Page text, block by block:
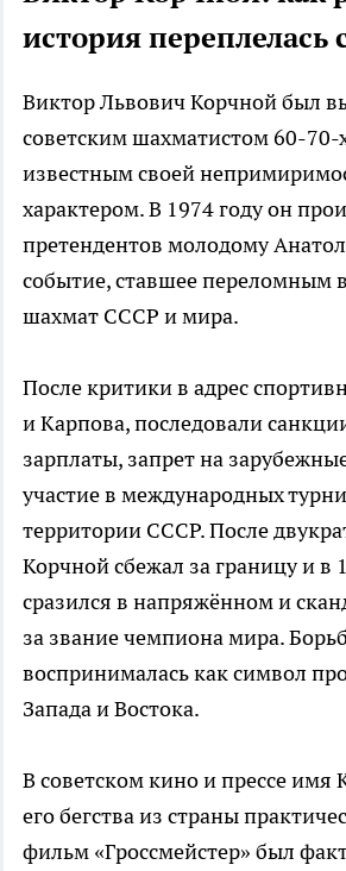
история
Виктор Львович Корчной был
советским шахматистом 60-70-
известным своей
характером. В 1974 году он
претендентов молодому
событие, ставшее переломным
шахмат СССР и мира.
После критики в адрес
и Карпова, последовали
зарплаты, запрет на
участие в международных
территории СССР. После
Корчной сбежал за границу и в
сразился в напряжённом и
за звание чемпиона мира.
воспринималась как символ
Запада и Востока.
В советском кино и прессе имя
его бегства из страны
фильм «Гроссмейстер» был